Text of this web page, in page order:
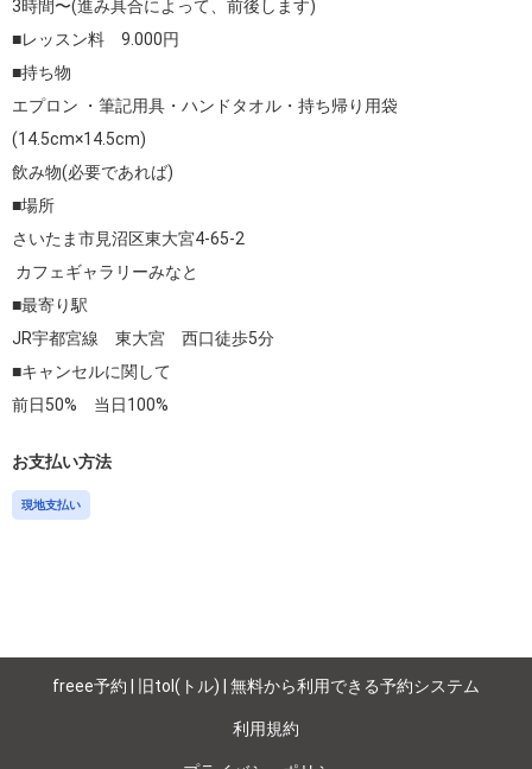
3時間〜(進み具合によって、前後します)
■レッスン料　9.000円
■持ち物
エプロン ・筆記用具・ハンドタオル・持ち帰り用袋
(14.5cm×14.5cm)
飲み物(必要であれば)
■場所
さいたま市見沼区東大宮4-65-2
■最寄り駅
JR宇都宮線　東大宮　西口徒歩5分
■キャンセルに関して
お支払い方法
現地支払い
freee予約 | 旧tol(トル) | 無料から利用できる予約システム
利用規約